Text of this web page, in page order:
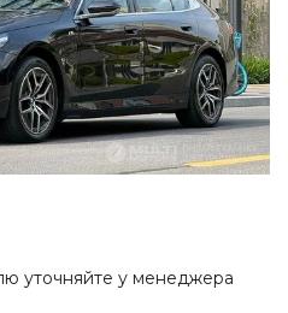
уточняйте у менеджера